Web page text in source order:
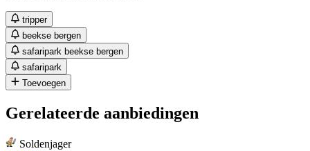
tripper
beekse bergen
safaripark beekse bergen
safaripark
Toevoegen
Gerelateerde aanbiedingen
Soldenjager